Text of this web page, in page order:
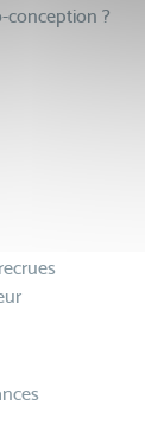
conception ?